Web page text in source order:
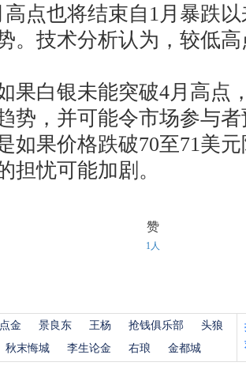
也将结束自1月暴跌以
。技术分析认为，较低
白银未能突破4月高点
势，并可能令市场参与
如果价格跌破70至71美
担忧可能加剧。
赞
1人
金 景良东 王杨 抢钱俱乐部
头狼
秋末悔城 李生论金 右琅 金都城